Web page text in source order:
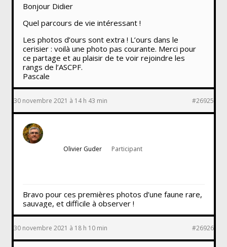
Bonjour Didier
Quel parcours de vie intéressant !
Les photos d’ours sont extra ! L’ours dans le
cerisier : voilà une photo pas courante. Merci pour
ce partage et au plaisir de te voir rejoindre les
rangs de l’ASCPF.
Pascale
30 novembre 2021 à 14 h 43 min #26925
Olivier Guder Participant
Bravo pour ces premières photos d’une faune rare,
sauvage, et difficile à observer !
30 novembre 2021 à 18 h 10 min #26926